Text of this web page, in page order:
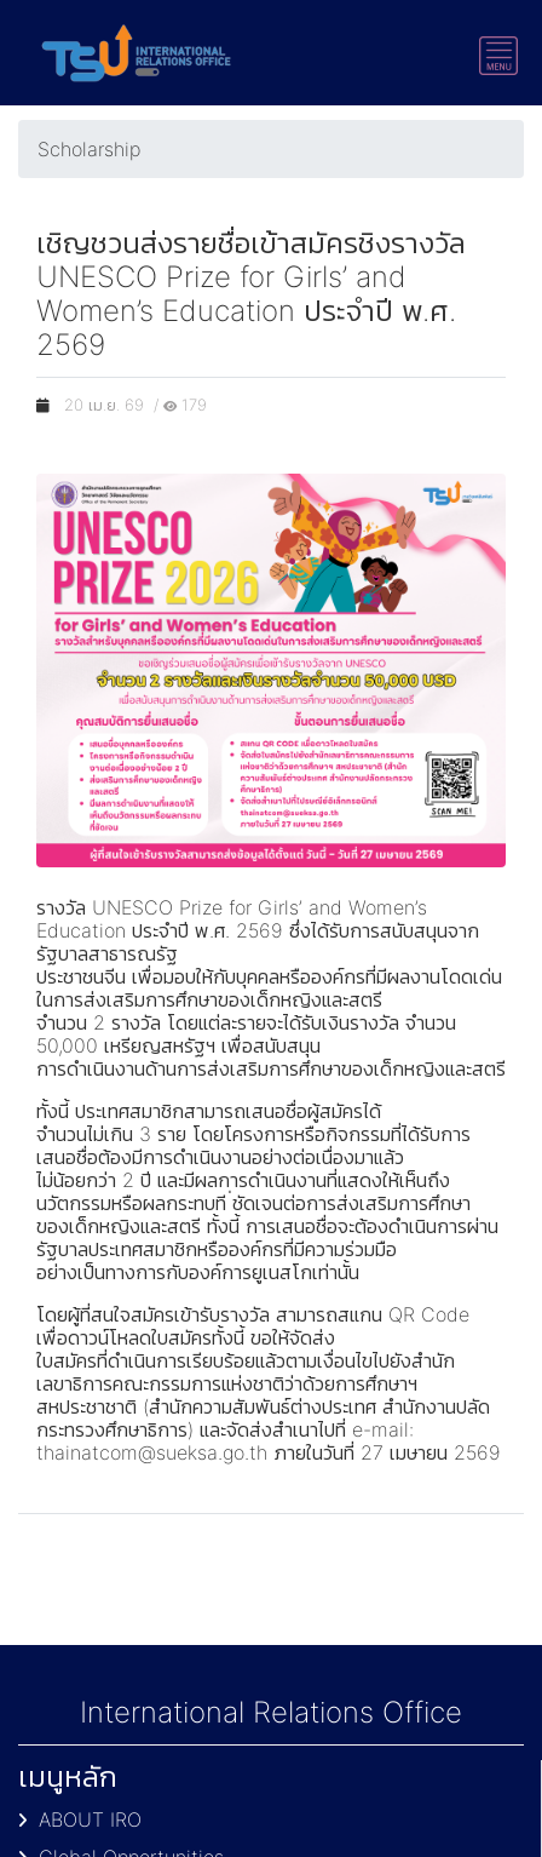
Scholarship
เชิญชวนส่งรายชื่อเข้าสมัครชิงรางวัล
UNESCO Prize for Girls’ and
Women’s Education ประจําปี พ.ศ.
2569
20 เม.ย. 69 / 179
รางวัล UNESCO Prize for Girls’ and Women’s
Education ประจําปี พ.ศ. 2569 ซึ่งได้รับการสนับสนุนจาก
รัฐบาลสาธารณรัฐ
ประชาชนจีน เพื่อมอบให้กับบุคคลหรือองค์กรที่มีผลงานโดดเด่น
ในการส่งเสริมการศึกษาของเด็กหญิงและสตรี
จํานวน 2 รางวัล โดยแต่ละรายจะได้รับเงินรางวัล จํานวน
50,000 เหรียญสหรัฐฯ เพื่อสนับสนุน
การดําเนินงานด้านการส่งเสริมการศึกษาของเด็กหญิงและสตรี
ทั้งนี้ ประเทศสมาชิกสามารถเสนอชื่อผู้สมัครได้
จํานวนไม่เกิน 3 ราย โดยโครงการหรือกิจกรรมที่ได้รับการ
เสนอชื่อต้องมีการดําเนินงานอย่างต่อเนื่องมาแล้ว
ไม่น้อยกว่า 2 ปี และมีผลการดําเนินงานที่แสดงให้เห็นถึง
นวัตกรรมหรือผลกระทบที ่ชัดเจนต่อการส่งเสริมการศึกษา
ของเด็กหญิงและสตรี ทั้งนี้ การเสนอชื่อจะต้องดําเนินการผ่าน
รัฐบาลประเทศสมาชิกหรือองค์กรที่มีความร่วมมือ
อย่างเป็นทางการกับองค์การยูเนสโกเท่านั้น
โดยผู้ที่สนใจสมัครเข้ารับรางวัล สามารถสแกน QR Code
เพื่อดาวน์โหลดใบสมัครทั้งนี้ ขอให้จัดส่ง
ใบสมัครที่ดําเนินการเรียบร้อยแล้วตามเงื่อนไขไปยังสํานัก
เลขาธิการคณะกรรมการแห่งชาติว่าด้วยการศึกษาฯ
สหประชาชาติ (สํานักความสัมพันธ์ต่างประเทศ สํานักงานปลัด
กระทรวงศึกษาธิการ) และจัดส่งสําเนาไปที่ e-mail:
thainatcom@sueksa.go.th ภายในวันที่ 27 เมษายน 2569
International Relations Office
เมนูหลัก
ABOUT IRO